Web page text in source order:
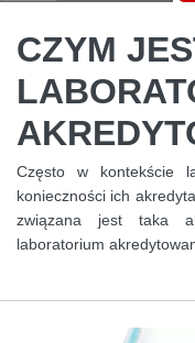
CZYM
Często w kontekście
konieczności ich
związana jest taka
laboratorium